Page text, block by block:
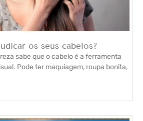
os seus cabelos?
sabe que o cabelo é a ferramenta
Pode ter maquiagem, roupa bonita,